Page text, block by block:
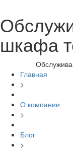
шкафа
Главная
>
О компании
>
Блог
>